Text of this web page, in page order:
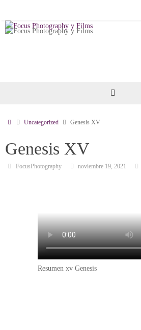
contenido
InicioUncategorized Genesis XV
Genesis XV
FocusPhotography noviembre 19, 2021
Resumen xv Genesis